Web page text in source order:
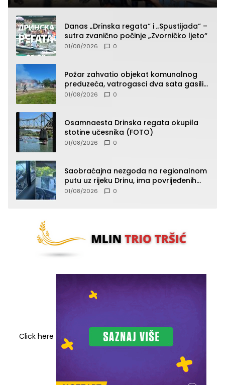
Danas „Drinska regata“ i „Spustijada“ –
sutra zvanično počinje „Zvorničko ljeto“
01/08/2026 0
Požar zahvatio objekat komunalnog
preduzeća, vatrogasci dva sata gasili
vatru (FOTO)
01/08/2026 0
Osamnaesta Drinska regata okupila
stotine učesnika (FOTO)
01/08/2026 0
Saobraćajna nezgoda na regionalnom
putu uz rijeku Drinu, ima povrijeđenih
lica (FOTO)
01/08/2026 0
Click here